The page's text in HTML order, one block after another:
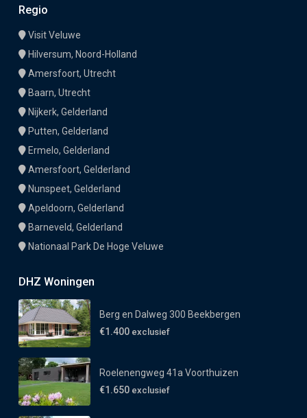
Regio
Visit Veluwe
Hilversum, Noord-Holland
Amersfoort, Utrecht
Baarn, Utrecht
Nijkerk, Gelderland
Putten, Gelderland
Ermelo, Gelderland
Amersfoort, Gelderland
Nunspeet, Gelderland
Apeldoorn, Gelderland
Barneveld, Gelderland
Nationaal Park De Hoge Veluwe
DHZ Woningen
Berg en Dalweg 300 Beekbergen
€1.400 exclusief
Roelenengweg 41a Voorthuizen
€1.650 exclusief